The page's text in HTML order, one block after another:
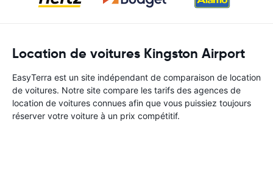
Location de voitures Kingston Airport
EasyTerra est un site indépendant de comparaison de location
de voitures. Notre site compare les tarifs des agences de
location de voitures connues afin que vous puissiez toujours
réserver votre voiture à un prix compétitif.